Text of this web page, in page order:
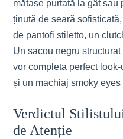
mătase purtată la gât sau
ținută de seară
de pantofi stiletto, un
Un sacou negru
vor completa perfect
și un machiaj smoky
Verdictul
de Atenție